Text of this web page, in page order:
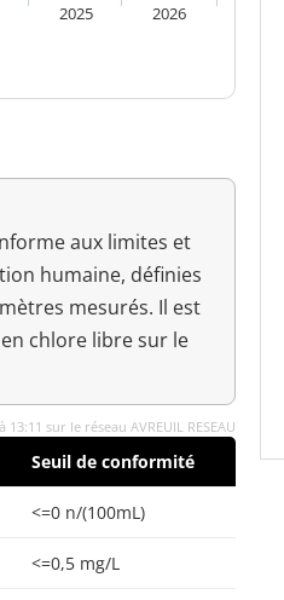
2025 2026
aux limites et
humaine, définies
mesurés. Il est
chlore libre sur le
sur le réseau AVREUIL RESEAU
Seuil de conformité
<=0 n/(100mL)
<=0,5 mg/L